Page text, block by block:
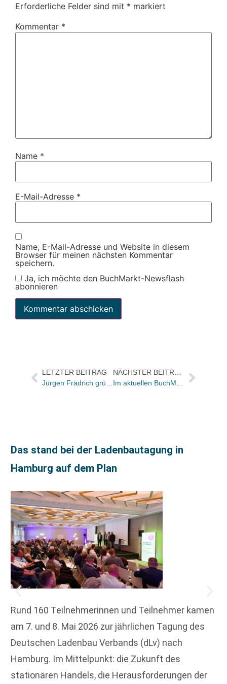
Erforderliche Felder sind mit * markiert
Kommentar *
Name *
E-Mail-Adresse *
Name, E-Mail-Adresse und Website in diesem
Browser für meinen nächsten Kommentar
speichern.
Ja, ich möchte den BuchMarkt-Newsflash
abonnieren
LETZTER BEITRAG
Das stand bei der Ladenbautagung in
Hamburg auf dem Plan
Rund 160 Teilnehmerinnen und Teilnehmer kamen
am 7. und 8. Mai 2026 zur jährlichen Tagung des
Deutschen Ladenbau Verbands (dLv) nach
Hamburg. Im Mittelpunkt: die Zukunft des
stationären Handels, die Herausforderungen der